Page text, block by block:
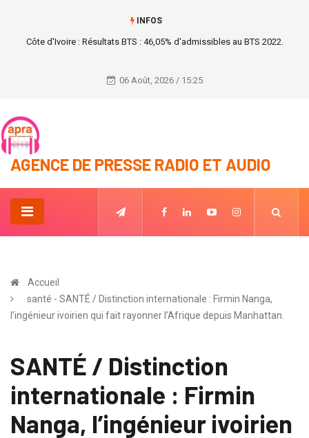
INFOS
Patrick Achi lance la phase 1 de la rénovation des locaux de l'hôpital
06 Août, 2026 / 15:25
AGENCE DE PRESSE RADIO ET AUDIO
Accueil
santé - SANTÉ / Distinction internationale : Firmin Nanga,
l’ingénieur ivoirien qui fait rayonner l’Afrique depuis Manhattan.
SANTÉ / Distinction
internationale : Firmin
Nanga, l’ingénieur ivoirien